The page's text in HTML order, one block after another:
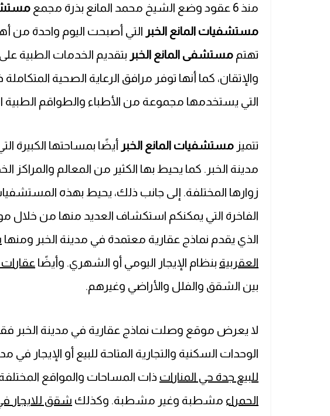
منذ 6 عقود وضع الشيخ محمد المانع بذرة مجمع
مستشفيات المانع الخبر التي أصبحت اليوم واحدة من
تهتم مستشفى المانع الخبر بتقديم الخدمات الطبية
والإتقان، كما أنها توفر مرافق الرعاية الصحية
التي يستخدمها مجموعة من الأطباء والطواقم الطبية
تتميز مستشفيات المانع الخبر أيضًا بمساحتها الكبيرة
مدينة الخبر. كما يحيط بها الكثير من المعالم والمراكز
زوارها المختلفة. إلى جانب ذلك، يحيط بهذه
الفاخرة التي يمكنكم استكشاف العديد منها من خلال
الذي يقدم نماذج عقارية معتمدة في مدينة الخبر ومنها
العقربية بنظام الإيجار اليومي أو الشهري. وأيضًا عقارات
بين الشقق والفلل والأراضي وغيرهم.
لا يعرض موقع وصلت نماذج عقارية في مدينة الخبر
الوحدات السكنية والتجارية المتاحة للبيع أو الإيجار
للبيع جدة حي المنارات ذات المساحات والمواقع
الحمراء مشطبة وغير مشطبة. وكذلك شقق للايجار